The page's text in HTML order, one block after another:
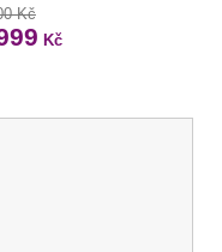
Kč
Kč